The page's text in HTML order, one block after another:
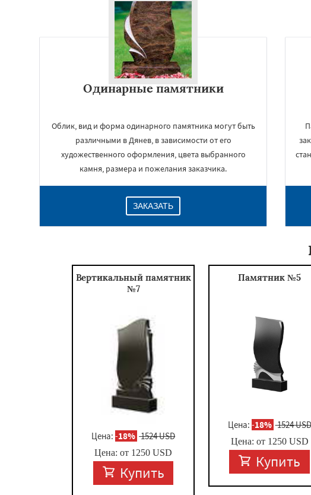
Одинарные памятники
Облик, вид и форма одинарного памятника могут быть
различными в Дянев, в зависимости от его
художественного оформления, цвета выбранного
камня, размера и пожелания заказчика.
ЗАКАЗАТЬ
Вертикальный памятник
№7
Цена:-18% 1524 USD
Цена: от 1250 USD
Купить
Памятник №5
Цена: -18% 1524 USD
Цена: от 1250USD
Купить